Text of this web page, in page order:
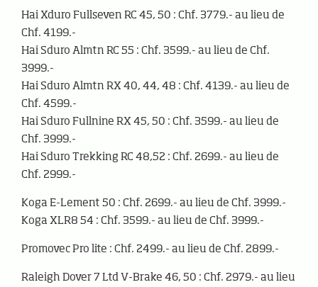
Hai Xduro Fullseven RC 45, 50 : Chf. 3779.- au lieu de
Chf. 4199.-
Hai Sduro Almtn RC 55 : Chf. 3599.- au lieu de Chf.
3999.-
Hai Sduro Almtn RX 40, 44, 48 : Chf. 4139.- au lieu de
Chf. 4599.-
Hai Sduro Fullnine RX 45, 50 : Chf. 3599.- au lieu de
Chf. 3999.-
Hai Sduro Trekking RC 48,52 : Chf. 2699.- au lieu de
Chf. 2999.-
Koga E-Lement 50 : Chf. 2699.- au lieu de Chf. 3999.-
Koga XLR8 54 : Chf. 3599.- au lieu de Chf. 3999.-
Promovec Pro lite : Chf. 2499.- au lieu de Chf. 2899.-
Raleigh Dover 7 Ltd V-Brake 46, 50 : Chf. 2979.- au lieu